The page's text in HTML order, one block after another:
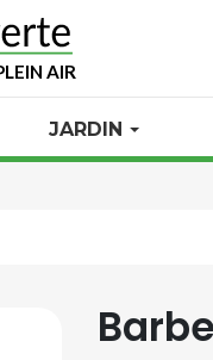
AIR
JARDIN